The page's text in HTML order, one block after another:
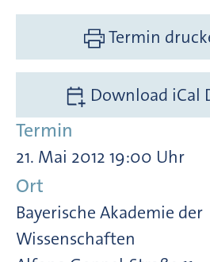
Termin
Download iCal
Termin
21. Mai 2012 19:00 Uhr
Ort
Bayerische Akademie der
Wissenschaften